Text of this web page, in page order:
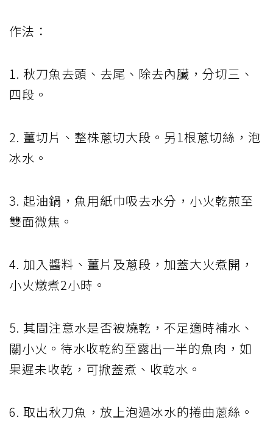
作法：
1. 秋刀魚去頭、去尾、除去內臟，分切三、
四段。
2. 薑切片、整株蔥切大段。另1根蔥切絲，泡
冰水。
3. 起油鍋，魚用紙巾吸去水分，小火乾煎至
雙面微焦。
4. 加入醬料、薑片及蔥段，加蓋大火煮開，
小火燉煮2小時。
5. 其間注意水是否被燒乾，不足適時補水、
關小火。待水收乾約至露出一半的魚肉，如
果遲未收乾，可掀蓋煮、收乾水。
6. 取出秋刀魚，放上泡過冰水的捲曲蔥絲。